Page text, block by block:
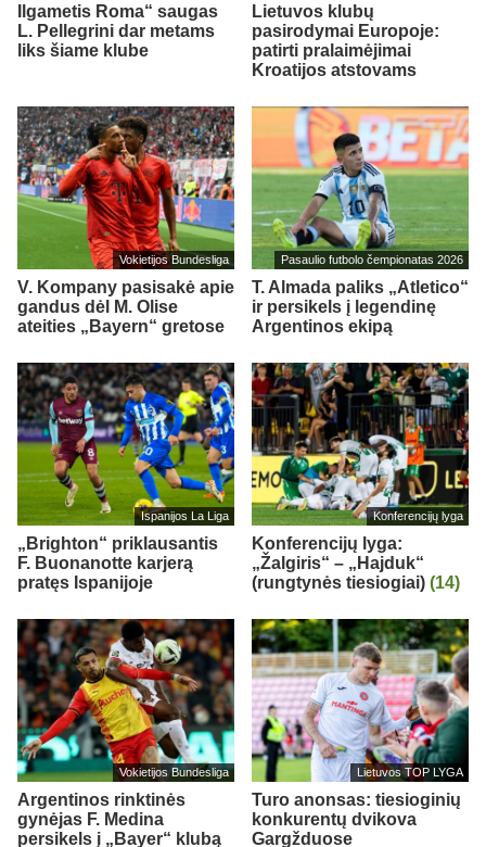
Ilgametis Roma“ saugas
L. Pellegrini dar metams
liks šiame klube
Lietuvos klubų
pasirodymai Europoje:
patirti pralaimėjimai
Kroatijos atstovams
Vokietijos Bundesliga
V. Kompany pasisakė apie
gandus dėl M. Olise
ateities „Bayern“ gretose
Pasaulio futbolo čempionatas 2026
T. Almada paliks „Atletico“
ir persikels į legendinę
Argentinos ekipą
Ispanijos La Liga
„Brighton“ priklausantis
F. Buonanotte karjerą
pratęs Ispanijoje
Konferencijų lyga
Konferencijų lyga:
„Žalgiris“ – „Hajduk“
(rungtynės tiesiogiai) (14)
Vokietijos Bundesliga
Argentinos rinktinės
gynėjas F. Medina
persikels į „Bayer“ klubą
Lietuvos TOP LYGA
Turo anonsas: tiesioginių
konkurentų dvikova
Gargžduose